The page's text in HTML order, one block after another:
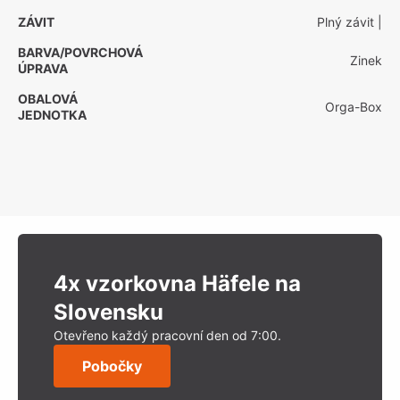
ZÁVIT
Plný závit
BARVA/POVRCHOVÁ
ÚPRAVA
Zinek
OBALOVÁ
JEDNOTKA
Orga-Box
4x vzorkovna Häfele na
Slovensku
Otevřeno každý pracovní den od 7:00.
Pobočky